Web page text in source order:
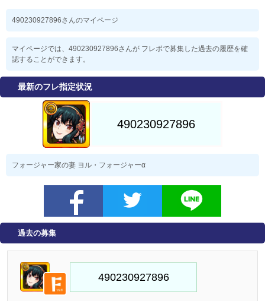
490230927896さんのマイページ
マイページでは、490230927896さんが フレボで募集した過去の履歴を確
認することができます。
最新のフレ指定状況
フォージャー家の妻 ヨル・フォージャーα
過去の募集